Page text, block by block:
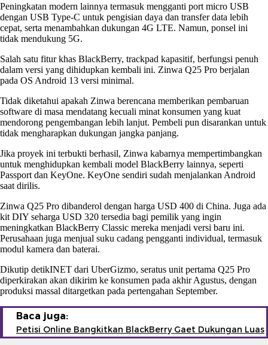
Peningkatan modern lainnya termasuk mengganti port micro USB
dengan USB Type-C untuk pengisian daya dan transfer data lebih
cepat, serta menambahkan dukungan 4G LTE. Namun, ponsel ini
tidak mendukung 5G.
Salah satu fitur khas BlackBerry, trackpad kapasitif, berfungsi penuh
dalam versi yang dihidupkan kembali ini. Zinwa Q25 Pro berjalan
pada OS Android 13 versi minimal.
Tidak diketahui apakah Zinwa berencana memberikan pembaruan
software di masa mendatang kecuali minat konsumen yang kuat
mendorong pengembangan lebih lanjut. Pembeli pun disarankan untuk
tidak mengharapkan dukungan jangka panjang.
Jika proyek ini terbukti berhasil, Zinwa kabarnya mempertimbangkan
untuk menghidupkan kembali model BlackBerry lainnya, seperti
Passport dan KeyOne. KeyOne sendiri sudah menjalankan Android
saat dirilis.
Zinwa Q25 Pro dibanderol dengan harga USD 400 di China. Juga ada
kit DIY seharga USD 320 tersedia bagi pemilik yang ingin
meningkatkan BlackBerry Classic mereka menjadi versi baru ini.
Perusahaan juga menjual suku cadang pengganti individual, termasuk
modul kamera dan baterai.
Dikutip detikINET dari UberGizmo, seratus unit pertama Q25 Pro
diperkirakan akan dikirim ke konsumen pada akhir Agustus, dengan
produksi massal ditargetkan pada pertengahan September.
Baca juga:
Petisi Online Bangkitkan BlackBerry Gaet Dukungan Luas